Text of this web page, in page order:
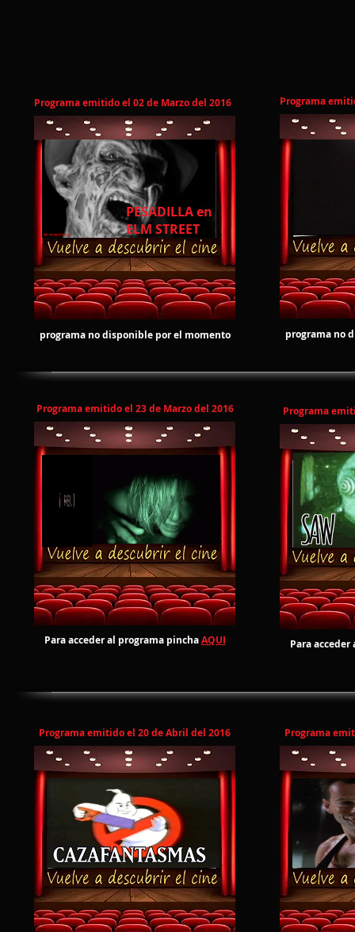
Programa emitido el 02 de Marzo del 2016
PESADILLA en
ELM STREET
programa no disponible por el momento
Programa
programa no
Programa emitido el 23 de Marzo del 2016
Para acceder al programa pincha AQUI
Programa
SAW
Para
Programa emitido el 20 de Abril del 2016 Programa